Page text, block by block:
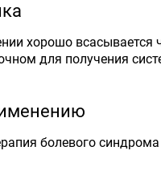
хорошо всасывается
для получения
болевого